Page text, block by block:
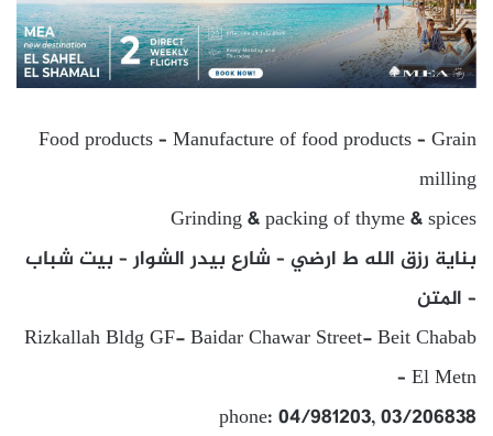
Food products – Manufacture of food products – Grain
milling
Grinding & packing of thyme & spices
بناية رزق الله ط ارضي – شارع بيدر الشوار – بيت شباب
– المتن
Rizkallah Bldg GF- Baidar Chawar Street- Beit Chabab
– El Metn
phone: 04/981203, 03/206838